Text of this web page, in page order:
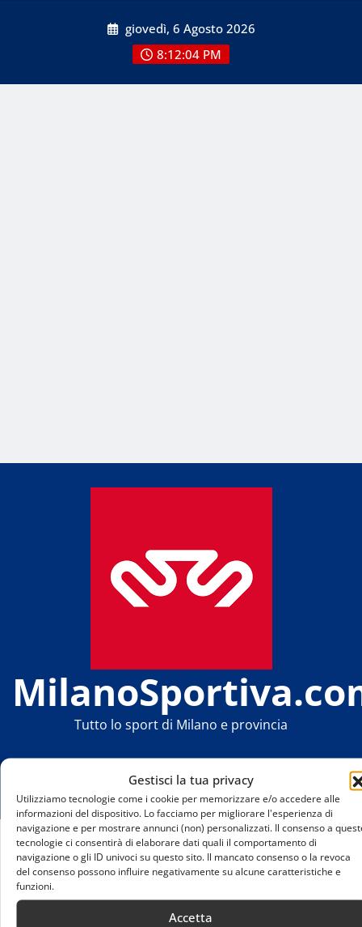
Gestisci la tua privacy
Utilizziamo tecnologie come i cookie per memorizzare e/o accedere alle
informazioni del dispositivo. Lo facciamo per migliorare l'esperienza di
navigazione e per mostrare annunci (non) personalizzati. Il consenso a
tecnologie ci consentirà di elaborare dati quali il comportamento di
navigazione o gli ID univoci su questo sito. Il mancato consenso o la revoca
del consenso possono influire negativamente su alcune caratteristiche e
funzioni.
Accetta
giovedì, 6 Agosto 2026
8:12:04 PM
Tutto lo sport di Milano e provincia
Home
Milanosport: al via le iscrizioni per la stagione
sportiva 2025/26